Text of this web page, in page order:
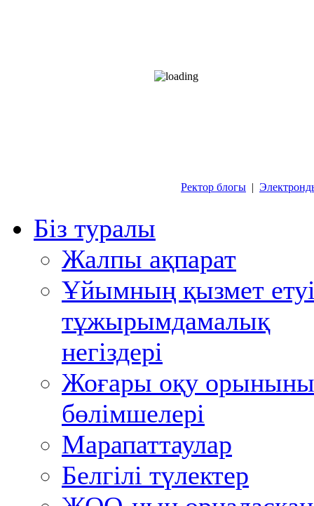
Ректор блогы |
Біз туралы
Жалпы ақпарат
Ұйымның қызмет
тұжырымдамалық
негіздері
Жоғары оқу
бөлімшелері
Марапаттаулар
Белгілі түлектер